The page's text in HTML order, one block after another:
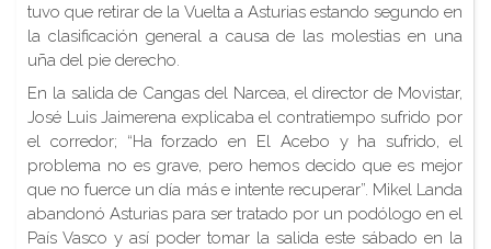
tuvo que retirar de la Vuelta a Asturias estando segundo en
la clasificación general a causa de las molestias en una
uña del pie derecho.
En la salida de Cangas del Narcea, el director de Movistar,
José Luis Jaimerena explicaba el contratiempo sufrido por
el corredor; “Ha forzado en El Acebo y ha sufrido, el
problema no es grave, pero hemos decido que es mejor
que no fuerce un día más e intente recuperar”. Mikel Landa
abandonó Asturias para ser tratado por un podólogo en el
País Vasco y así poder tomar la salida este sábado en la